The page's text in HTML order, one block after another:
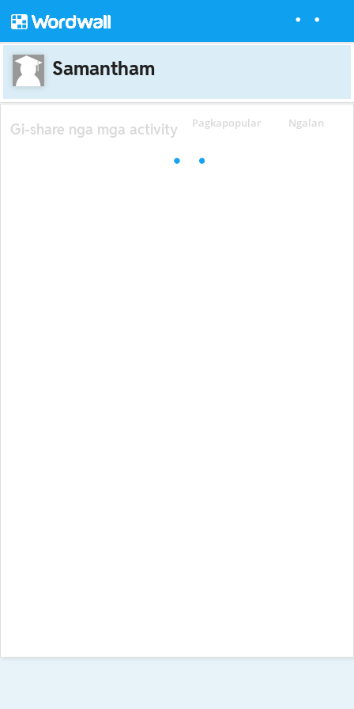
Samantham
Pagkapopular Ngalan
Gi-share nga mga activity